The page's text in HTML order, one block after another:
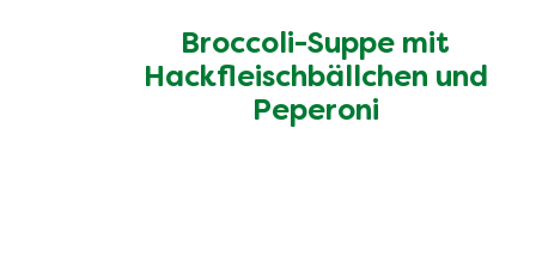
Broccoli-Suppe mit
Hackfleischbällchen und
Peperoni